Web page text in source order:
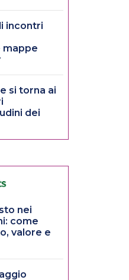
incontri
mappe
si torna ai
dei
nei
come
valore e